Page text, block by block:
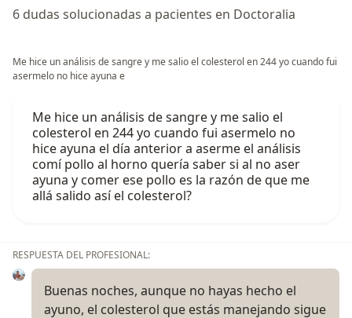
6 dudas solucionadas a pacientes en Doctoralia
Me hice un análisis de sangre y me salio el colesterol en 244 yo cuando fui
asermelo no hice ayuna e
Me hice un análisis de sangre y me salio el
colesterol en 244 yo cuando fui asermelo no
hice ayuna el día anterior a aserme el análisis
comí pollo al horno quería saber si al no aser
ayuna y comer ese pollo es la razón de que me
allá salido así el colesterol?
RESPUESTA DEL PROFESIONAL:
Buenas noches, aunque no hayas hecho el
ayuno, el colesterol que estás manejando sigue